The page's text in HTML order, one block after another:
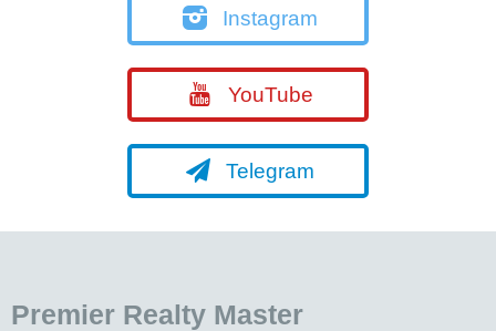
Instagram
YouTube
Telegram
Premier Realty Master